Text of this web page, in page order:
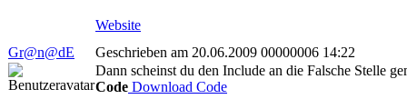
Website
Gr@n@dE
Geschrieben am 20.06.2009 00000006 14:22
Dann scheinst du den Include an die Falsche Stelle
Code Download Code